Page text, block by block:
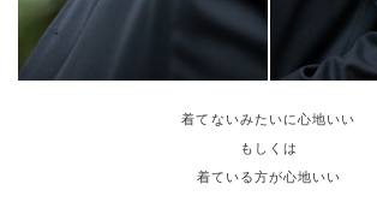
着てないみたいに心地いい
もしくは
着ている方が心地いい